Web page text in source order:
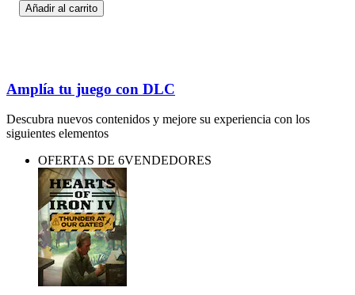
Añadir al carrito
Amplía tu juego con DLC
Descubra nuevos contenidos y mejore su experiencia con los
siguientes elementos
OFERTAS DE 6VENDEDORES